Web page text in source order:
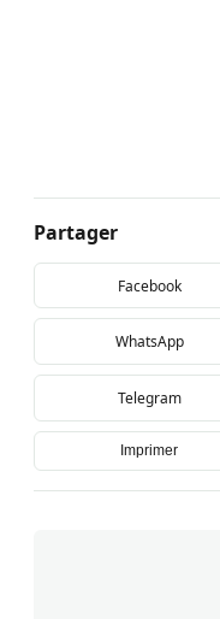
Partager
Facebook
WhatsApp
Telegram
Imprimer